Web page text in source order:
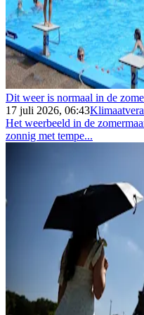
Dit weer is normaal in de
17 juli 2026, 06:43
Het weerbeeld in de
zonnig met tempe...